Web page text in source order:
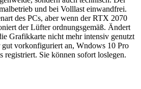
und bei Volllast einwandfrei.
des PCs, aber wenn der RTX 2070
der Lüfter ordnungsgemäß. Ändert
Grafikkarte nicht mehr intensiv genutzt
vorkonfiguriert an, Wndows 10 Pro
registriert. Sie können sofort loslegen.